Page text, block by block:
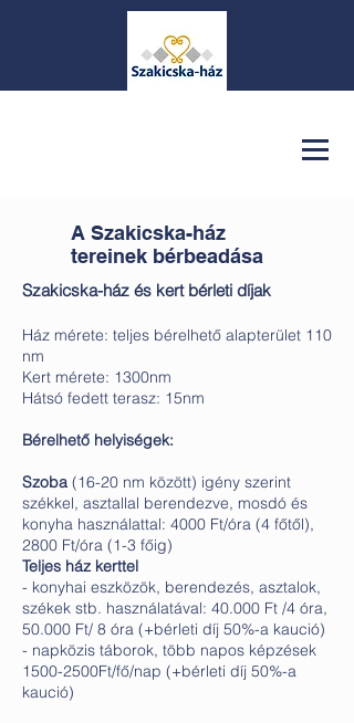
A Szakicska-ház
tereinek bérbeadása
Szakicska-ház és kert bérleti díjak
Ház mérete: teljes bérelhető alapterület 110
nm
Kert mérete: 1300nm
Hátsó fedett terasz: 15nm
Bérelhető helyiségek:
Szoba (16-20 nm között) igény szerint
székkel, asztallal berendezve, mosdó és
konyha használattal: 4000 Ft/óra (4 főtől),
2800 Ft/óra (1-3 főig)
Teljes ház kerttel
- konyhai eszközök, berendezés, asztalok,
székek stb. használatával: 40.000 Ft /4 óra,
50.000 Ft/ 8 óra (+bérleti díj 50%-a kaució)
- napközis táborok, több napos képzések
1500-2500Ft/fő/nap (+bérleti díj 50%-a
kaució)